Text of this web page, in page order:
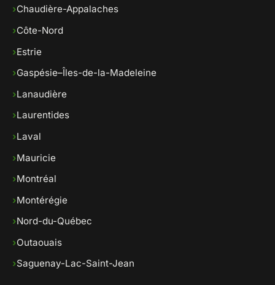
›Chaudière-Appalaches
›Côte-Nord
›Estrie
›Gaspésie–Îles-de-la-Madeleine
›Lanaudière
›Laurentides
›Laval
›Mauricie
›Montréal
›Montérégie
›Nord-du-Québec
›Outaouais
›Saguenay-Lac-Saint-Jean